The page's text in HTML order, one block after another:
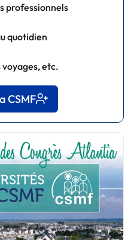
professionnels
quotidien
voyages, etc.
CSMF